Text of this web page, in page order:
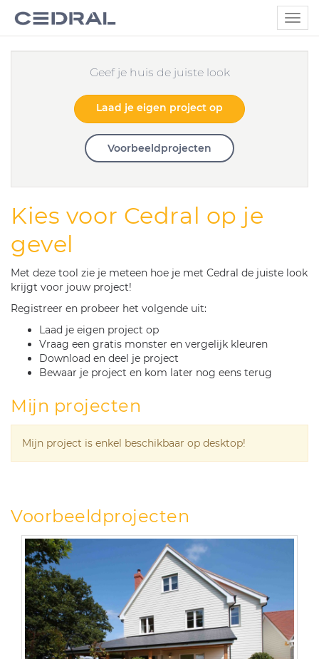
Geef je huis de juiste look
Laad je eigen project op
Voorbeeldprojecten
Kies voor Cedral op je
gevel
Met deze tool zie je meteen hoe je met Cedral de juiste look
krijgt voor jouw project!
Registreer en probeer het volgende uit:
Laad je eigen project op
Vraag een gratis monster en vergelijk kleuren
Download en deel je project
Bewaar je project en kom later nog eens terug
Mijn projecten
Mijn project is enkel beschikbaar op desktop!
Voorbeeldprojecten